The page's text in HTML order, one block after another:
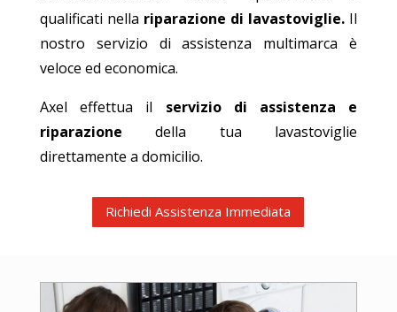
qualificati nella riparazione di lavastoviglie. Il
nostro servizio di assistenza multimarca è
veloce ed economica.
Axel effettua il servizio di assistenza e
riparazione della tua lavastoviglie
direttamente a domicilio.
Richiedi Assistenza Immediata